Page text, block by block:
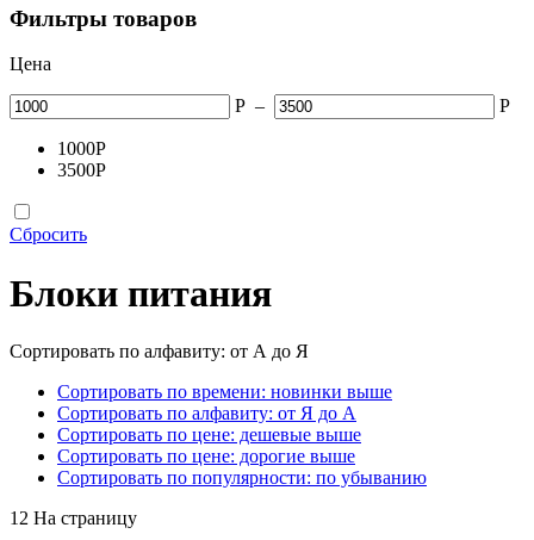
Фильтры товаров
Цена
Р – Р
1000Р
3500Р
Сбросить
Блоки питания
Сортировать по алфавиту: от А до Я
Сортировать по времени: новинки выше
Сортировать по алфавиту: от Я до А
Сортировать по цене: дешевые выше
Сортировать по цене: дорогие выше
Сортировать по популярности: по убыванию
12 На страницу